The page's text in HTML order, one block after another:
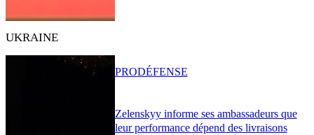
UKRAINE
Zelenskyy informe ses ambassadeurs que
leur performance dépend des livraisons
PRODÉFENSE